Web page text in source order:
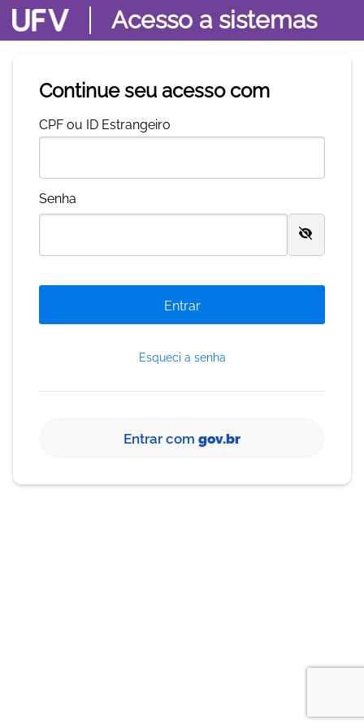
Acesso a sistemas
Continue seu acesso com
CPF ou ID Estrangeiro
Senha
Esqueci a senha
Entrar com gov.br